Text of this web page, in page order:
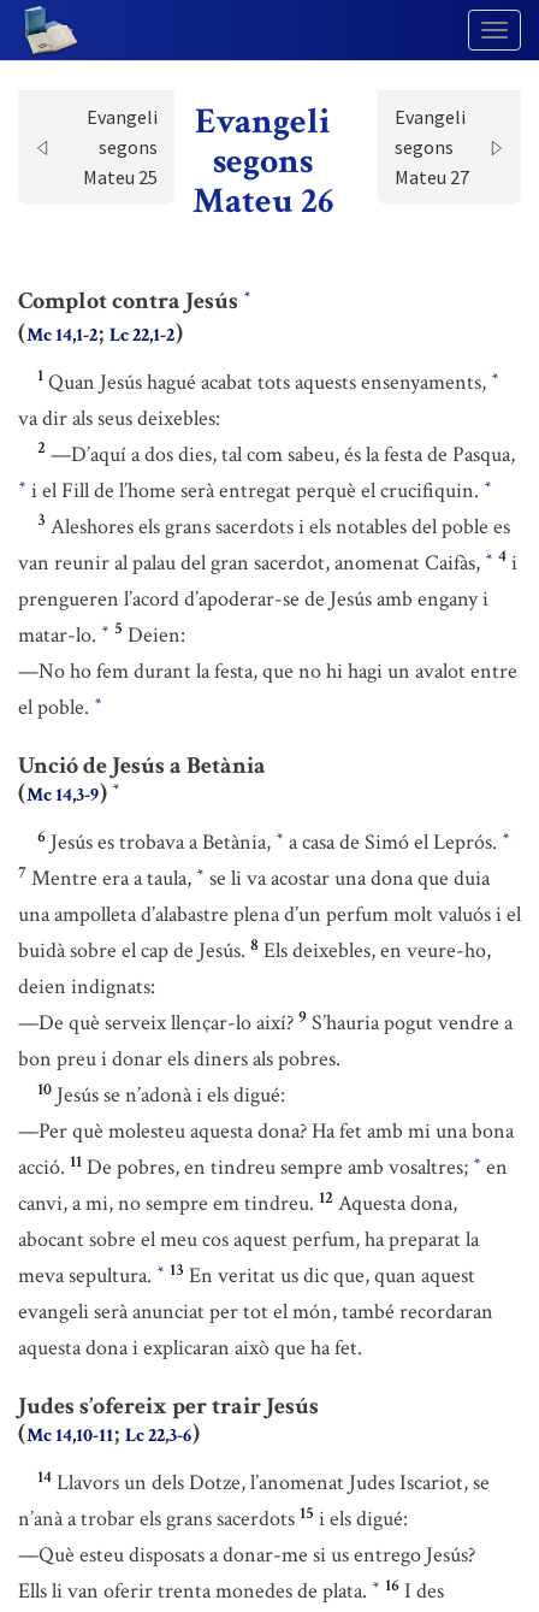
Evangeli
segons
Mateu 25
Evangeli
segons
Mateu 26
Evangeli
segons
Mateu 27
Complot contra Jesús *
(Mc 14,1-2; Lc 22,1-2)
1 Quan Jesús hagué acabat tots aquests ensenyaments, *
va dir als seus deixebles:
2 —D’aquí a dos dies, tal com sabeu, és la festa de Pasqua,
* i el Fill de l’home serà entregat perquè el crucifiquin. *
3 Aleshores els grans sacerdots i els notables del poble es
van reunir al palau del gran sacerdot, anomenat Caifàs, * 4 i
prengueren l’acord d’apoderar-se de Jesús amb engany i
matar-lo. * 5 Deien:
—No ho fem durant la festa, que no hi hagi un avalot entre
el poble. *
Unció de Jesús a Betània
(Mc 14,3-9) *
6 Jesús es trobava a Betània, * a casa de Simó el Leprós. *
7 Mentre era a taula, * se li va acostar una dona que duia
una ampolleta d’alabastre plena d’un perfum molt valuós i el
buidà sobre el cap de Jesús. 8 Els deixebles, en veure-ho,
deien indignats:
—De què serveix llençar-lo així? 9 S’hauria pogut vendre a
bon preu i donar els diners als pobres.
10 Jesús se n’adonà i els digué:
—Per què molesteu aquesta dona? Ha fet amb mi una bona
acció. 11 De pobres, en tindreu sempre amb vosaltres; * en
canvi, a mi, no sempre em tindreu. 12 Aquesta dona,
abocant sobre el meu cos aquest perfum, ha preparat la
meva sepultura. * 13 En veritat us dic que, quan aquest
evangeli serà anunciat per tot el món, també recordaran
aquesta dona i explicaran això que ha fet.
Judes s’ofereix per trair Jesús
(Mc 14,10-11; Lc 22,3-6)
14 Llavors un dels Dotze, l’anomenat Judes Iscariot, se
n’anà a trobar els grans sacerdots 15 i els digué:
—Què esteu disposats a donar-me si us entrego Jesús?
Ells li van oferir trenta monedes de plata. * 16 I des